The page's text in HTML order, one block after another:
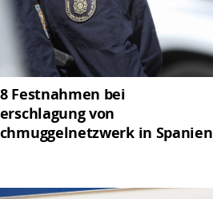
Festnahmen bei
von
in Spanien